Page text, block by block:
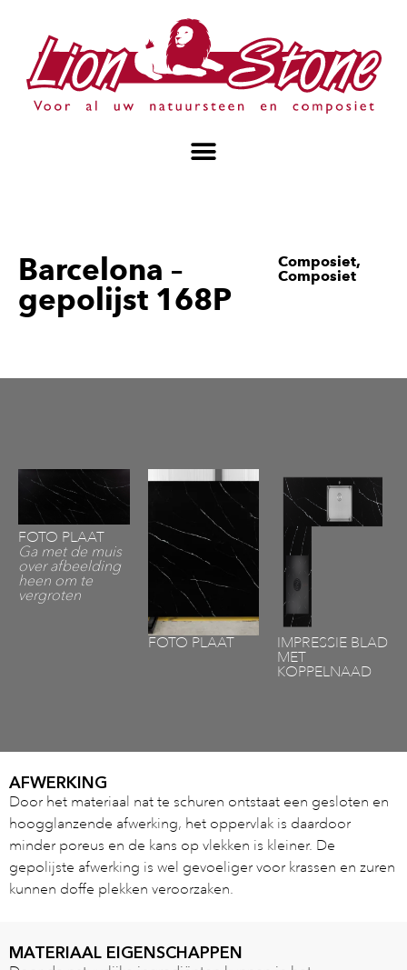
Barcelona –
gepolijst 168P
Composiet,
Composiet
FOTO PLAAT
Ga met de muis
over afbeelding
heen om te
vergroten
FOTO PLAAT
IMPRESSIE BLAD
MET
KOPPELNAAD
AFWERKING
Door het materiaal nat te schuren ontstaat een gesloten en
hoogglanzende afwerking, het oppervlak is daardoor
minder poreus en de kans op vlekken is kleiner. De
gepolijste afwerking is wel gevoeliger voor krassen en zuren
kunnen doffe plekken veroorzaken.
MATERIAAL EIGENSCHAPPEN